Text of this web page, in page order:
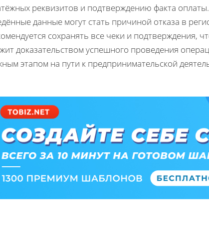
реквизитов и подтверждению факта
данные могут стать причиной отказа в
сохранять все чеки и подтверждения,
доказательством успешного проведения
этапом на пути к предпринимательской